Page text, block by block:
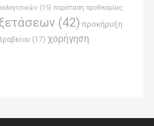
(15) παράταση προθεσμίας
(42) προκήρυξη
(17) χορήγηση